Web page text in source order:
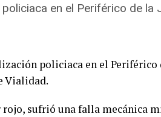
en el Periférico de
policiaca en el Periférico
Vialidad.
rojo, sufrió una falla mecánica